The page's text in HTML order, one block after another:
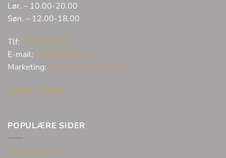
Lør. – 10.00-20.00
Søn. – 12.00-18.00
Tlf: 32 62 06 45
E-mail: info@bonells.dk
Marketing: marketing@bonells.dk
Ledige stillinger
POPULÆRE SIDER
Huller i ørerne